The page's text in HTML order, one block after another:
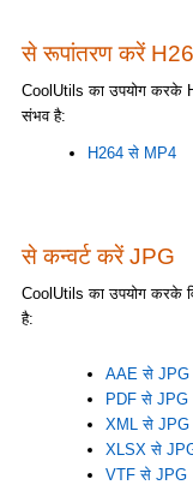
से रूपांतरण करें
CoolUtils का उपयोग करके
संभव है:
H264 से MP4
से कन्वर्ट करें JPG
CoolUtils का उपयोग करके
है:
AAE से JPG
PDF से JPG
XML से JPG
XLSX से
VTF से JPG